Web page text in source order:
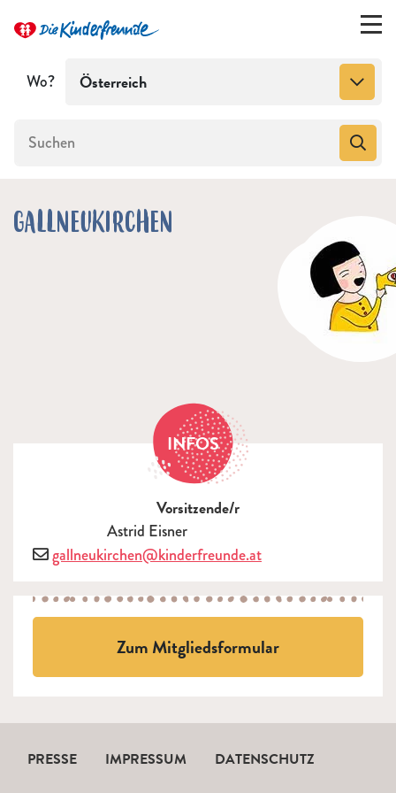
Wo? Österreich
GALLNEUKIRCHEN
INFOS
Vorsitzende/r
Astrid Eisner
E-Mail
gallneukirchen@kinderfreunde.at
Zum Mitgliedsformular
PRESSE IMPRESSUM DATENSCHUTZ